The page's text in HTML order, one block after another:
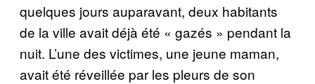
quelques jours auparavant, deux habitants
de la ville avait déjà été « gazés » pendant la
nuit. L’une des victimes, une jeune maman,
avait été réveillée par les pleurs de son